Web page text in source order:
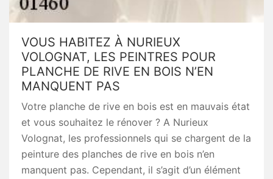
VOUS HABITEZ À NURIEUX
VOLOGNAT, LES PEINTRES POUR
PLANCHE DE RIVE EN BOIS N’EN
MANQUENT PAS
Votre planche de rive en bois est en mauvais état
et vous souhaitez le rénover ? A Nurieux
Volognat, les professionnels qui se chargent de la
peinture des planches de rive en bois n’en
manquent pas. Cependant, il s’agit d’un élément